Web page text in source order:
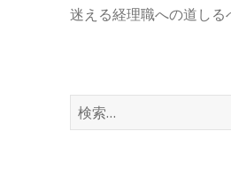
迷える経理職への道しる
検
索: